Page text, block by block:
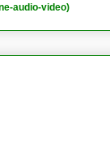
audio-video)